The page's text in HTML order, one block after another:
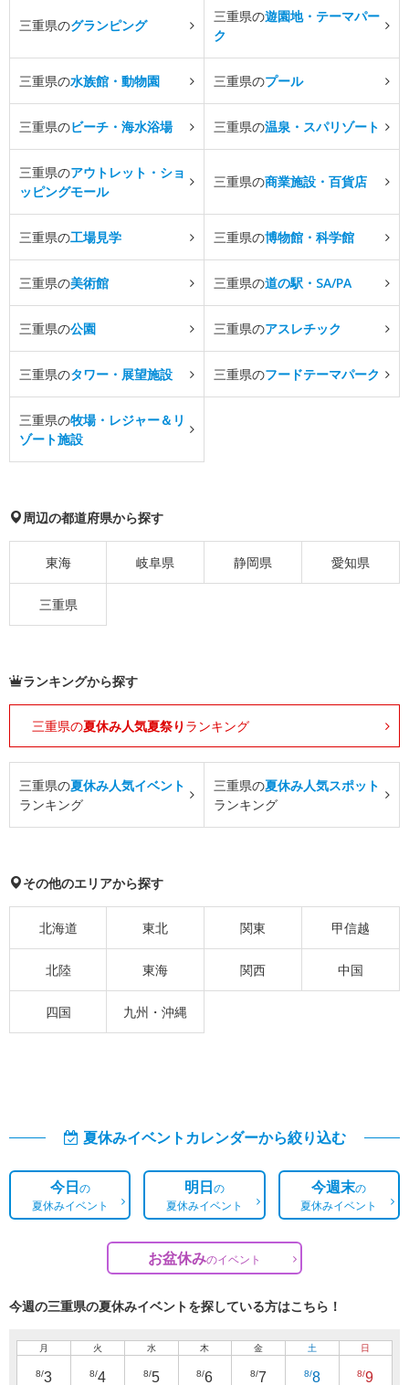
三重県のグランピング
三重県の遊園地・テーマパー
ク
三重県の水族館・動物園 三重県のプール
三重県のビーチ・海水浴場 三重県の温泉・スパリゾート
三重県のアウトレット・ショ
ッピングモール
三重県の商業施設・百貨店
三重県の工場見学 三重県の博物館・科学館
三重県の美術館 三重県の道の駅・SA/PA
三重県の公園 三重県のアスレチック
三重県のタワー・展望施設 三重県のフードテーマパーク
三重県の牧場・レジャー＆リ
ゾート施設
周辺の都道府県から探す
東海 岐阜県 静岡県 愛知県
三重県
ランキングから探す
三重県の夏休み人気夏祭り ランキング
三重県の夏休み人気イベント
ランキング
三重県の夏休み人気スポット
ランキング
その他のエリアから探す
北海道 東北 関東 甲信越
北陸 東海 関西 中国
四国 九州・沖縄
夏休みイベントカレンダーから絞り込む
今日の
夏休みイベント
明日の
夏休みイベント
今週末の
夏休みイベント
お盆休みのイベント
今週の三重県の夏休みイベントを探している方はこちら！
月
8/3
火
8/4
水
8/5
木
8/6
金
8/7
土
8/8
日
8/9